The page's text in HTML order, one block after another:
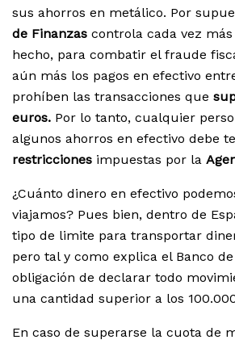
sus ahorros en metálico. Por
de Finanzas controla cada vez más
hecho, para combatir el fraude
aún más los pagos en efectivo
prohíben las transacciones que
euros. Por lo tanto, cualquier
algunos ahorros en efectivo debe
restricciones impuestas por la
¿Cuánto dinero en efectivo
viajamos? Pues bien, dentro de
tipo de limite para transportar
pero tal y como explica el Banco
obligación de declarar todo
una cantidad superior a los
En caso de superarse la cuota de